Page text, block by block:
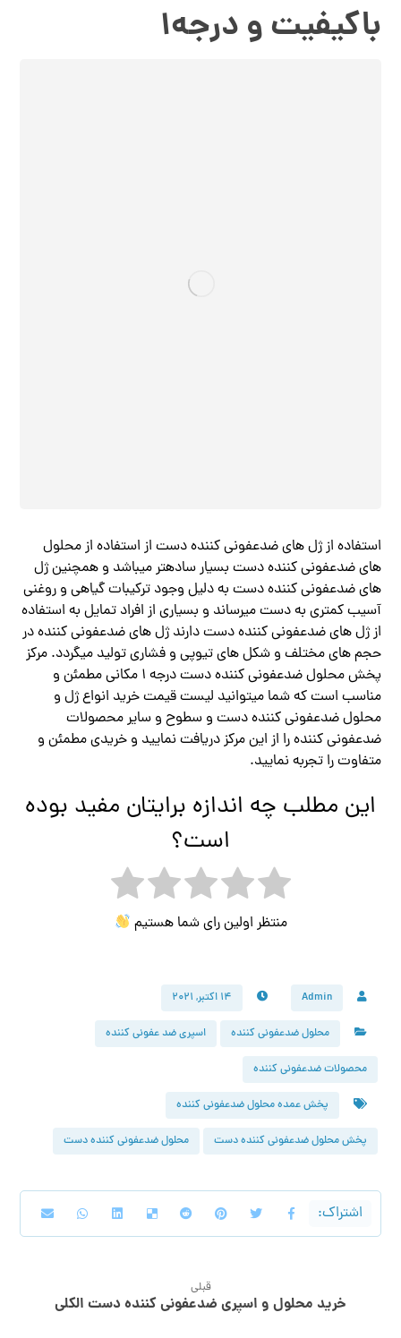
باکیفیت و درجه۱
استفاده از ژل های ضدعفونی کننده دست از استفاده از محلول
های ضدعفونی کننده دست بسیار سادهتر میباشد و همچنین ژل
های ضدعفونی کننده دست به دلیل وجود ترکیبات گیاهی و روغنی
آسیب کمتری به دست میرساند و بسیاری از افراد تمایل به استفاده
از ژل های ضدعفونی کننده دست دارند ژل های ضدعفونی کننده در
حجم های مختلف و شکل های تیوپی و فشاری تولید میگردد. مرکز
پخش محلول ضدعفونی کننده دست درجه ۱ مکانی مطمئن و
مناسب است که شما میتوانید لیست قیمت خرید انواع ژل و
محلول ضدعفونی کننده دست و سطوح و سایر محصولات
ضدعفونی کننده را از این مرکز دریافت نمایید و خریدی مطمئن و
متفاوت را تجربه نمایید.
این مطلب چه اندازه برایتان مفید بوده
است؟
منتظر اولین رای شما هستیم
Admin ۱۴ اکتبر, ۲۰۲۱
محلول ضدعفونی کننده اسپری ضد عفونی کننده
محصولات ضدعفونی کننده
پخش عمده محلول ضدعفونی کننده
پخش محلول ضدعفونی کننده دست محلول ضدعفونی کننده دست
قبلی
خرید محلول و اسپری ضدعفونی کننده دست الکلی